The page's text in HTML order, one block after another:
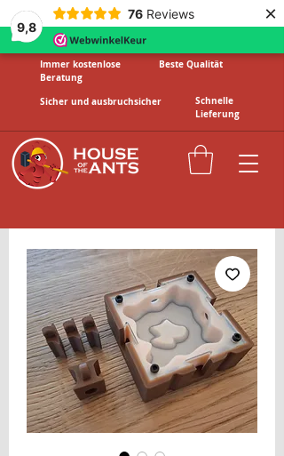
9,8
76 Reviews ×
Immer kostenlose
Beratung
Beste Qualität
Sicher und ausbruchsicher
Schnelle
Lieferung